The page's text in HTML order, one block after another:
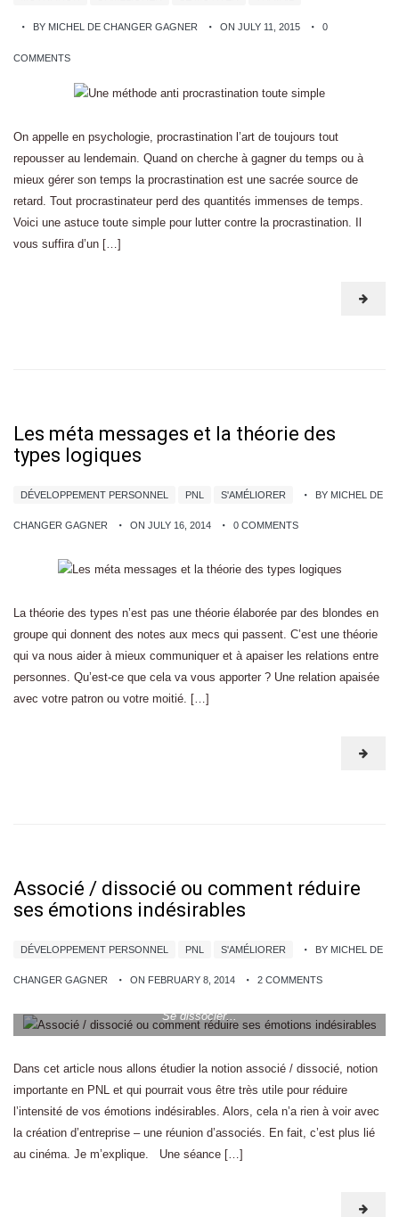
BY MICHEL DE CHANGER GAGNER ON JULY 11, 2015 0
COMMENTS
On appelle en psychologie, procrastination l’art de toujours tout
repousser au lendemain. Quand on cherche à gagner du temps ou à
mieux gérer son temps la procrastination est une sacrée source de
retard. Tout procrastinateur perd des quantités immenses de temps.
Voici une astuce toute simple pour lutter contre la procrastination. Il
vous suffira d’un […]
Les méta messages et la théorie des
types logiques
DÉVELOPPEMENT PERSONNEL PNL S'AMÉLIORER BY MICHEL DE
CHANGER GAGNER ON JULY 16, 2014 0 COMMENTS
La théorie des types n’est pas une théorie élaborée par des blondes en
groupe qui donnent des notes aux mecs qui passent. C’est une théorie
qui va nous aider à mieux communiquer et à apaiser les relations entre
personnes. Qu’est-ce que cela va vous apporter ? Une relation apaisée
avec votre patron ou votre moitié. […]
Associé / dissocié ou comment réduire
ses émotions indésirables
DÉVELOPPEMENT PERSONNEL PNL S'AMÉLIORER BY MICHEL DE
CHANGER GAGNER ON FEBRUARY 8, 2014 2 COMMENTS
Se dissocier...
Dans cet article nous allons étudier la notion associé / dissocié, notion
importante en PNL et qui pourrait vous être très utile pour réduire
l’intensité de vos émotions indésirables. Alors, cela n’a rien à voir avec
la création d’entreprise – une réunion d’associés. En fait, c’est plus lié
au cinéma. Je m’explique. Une séance […]